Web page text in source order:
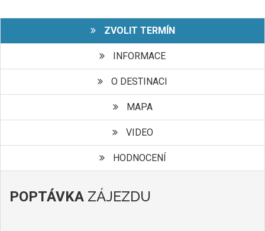
ZVOLIT TERMÍN
INFORMACE
O DESTINACI
MAPA
VIDEO
HODNOCENÍ
POPTÁVKA ZÁJEZDU